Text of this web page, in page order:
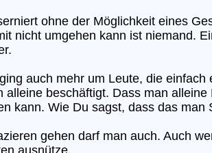
ohne der Möglichkeit eines
nicht umgehen kann ist niemand.
auch mehr um Leute, die
alleine beschäftigt. Dass man
kann. Wie Du sagst, dass das man
gehen darf man auch. Auch
ausnütze.